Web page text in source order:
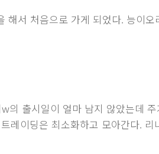
해서 처음으로 가게 되었다. 능이
의 출시일이 얼마 남지 않았는데
레이딩은 최소화하고 모아간다.